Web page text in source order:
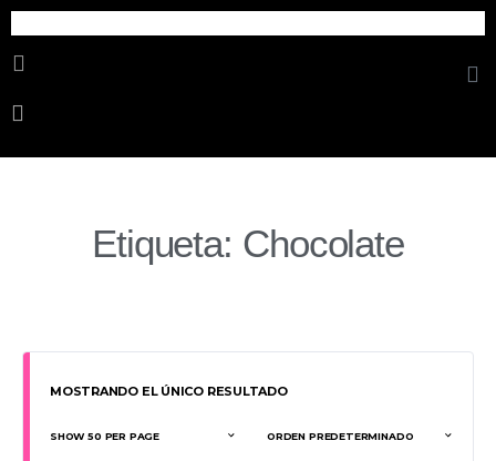
Etiqueta: Chocolate
MOSTRANDO EL ÚNICO RESULTADO